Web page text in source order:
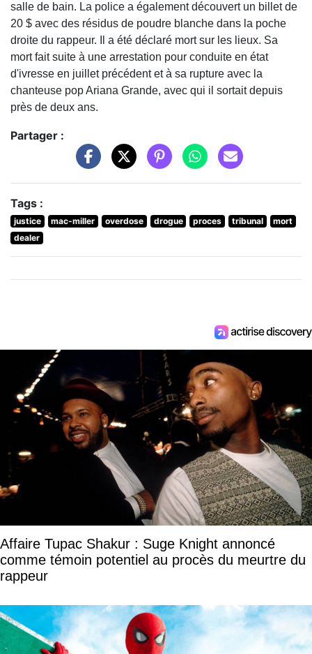
salle de bain. La police a également découvert un billet de
20 $ avec des résidus de poudre blanche dans la poche
droite du rappeur. Il a été déclaré mort sur les lieux. Sa
mort fait suite à une arrestation pour conduite en état
d'ivresse en juillet précédent et à sa rupture avec la
chanteuse pop Ariana Grande, avec qui il sortait depuis
près de deux ans.
Partager :
Tags :
justice mac-miller overdose drogue proces tribunal
mort
dealer
Affaire Tupac Shakur : Suge Knight annoncé
comme témoin potentiel au procès du meurtre du
rappeur